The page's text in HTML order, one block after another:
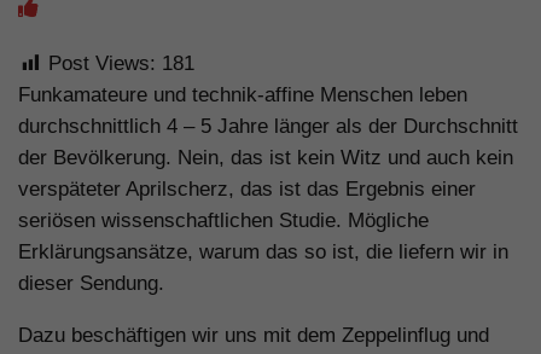
Post Views: 181
Funkamateure und technik-affine Menschen leben
durchschnittlich 4 – 5 Jahre länger als der Durchschnitt
der Bevölkerung. Nein, das ist kein Witz und auch kein
verspäteter Aprilscherz, das ist das Ergebnis einer
seriösen wissenschaftlichen Studie. Mögliche
Erklärungsansätze, warum das so ist, die liefern wir in
dieser Sendung.
Dazu beschäftigen wir uns mit dem Zeppelinflug und